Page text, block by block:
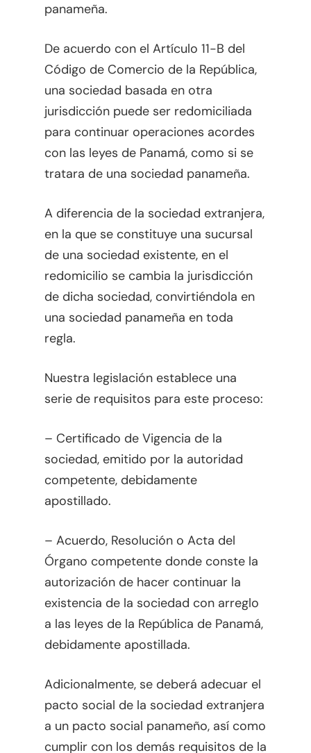
panameña.
De acuerdo con el Artículo 11-B del
Código de Comercio de la República,
una sociedad basada en otra
jurisdicción puede ser redomiciliada
para continuar operaciones acordes
con las leyes de Panamá, como si se
tratara de una sociedad panameña.
A diferencia de la sociedad extranjera,
en la que se constituye una sucursal
de una sociedad existente, en el
redomicilio se cambia la jurisdicción
de dicha sociedad, convirtiéndola en
una sociedad panameña en toda
regla.
Nuestra legislación establece una
serie de requisitos para este proceso:
– Certificado de Vigencia de la
sociedad, emitido por la autoridad
competente, debidamente
apostillado.
– Acuerdo, Resolución o Acta del
Órgano competente donde conste la
autorización de hacer continuar la
existencia de la sociedad con arreglo
a las leyes de la República de Panamá,
debidamente apostillada.
Adicionalmente, se deberá adecuar el
pacto social de la sociedad extranjera
a un pacto social panameño, así como
cumplir con los demás requisitos de la
Banca, Finanzas Y
Capitales
Corporativo
Cumplimiento
Cumplimiento –
Cumplimiento –
Energía
Fusiones Y
Fideicomisos
Fiscal
Judicial
Judicial – Código
Civil
Laboral
Legaltech
Marítimo
Otros Enfoques
Español
Inglés